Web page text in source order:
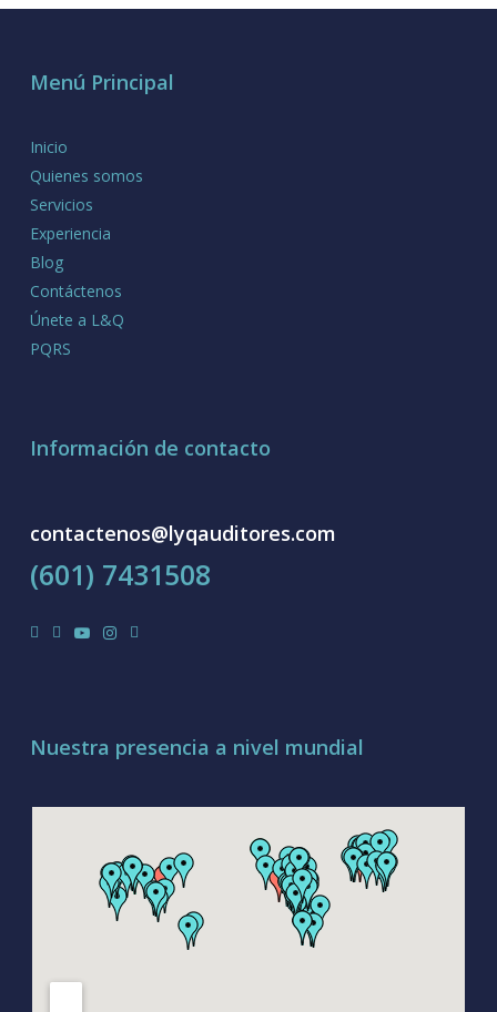
Menú Principal
Inicio
Quienes somos
Servicios
Experiencia
Blog
Contáctenos
Únete a L&Q
PQRS
Información de contacto
contactenos@lyqauditores.com
(601) 7431508
facebook
linkedin
youtubeinstagram
tiktok
Nuestra presencia a nivel mundial